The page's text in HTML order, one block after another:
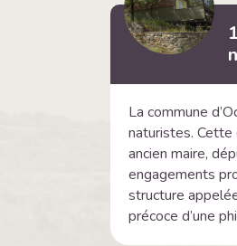
La commune
naturistes. Cette
ancien maire,
engagements
structure
précoce d’une